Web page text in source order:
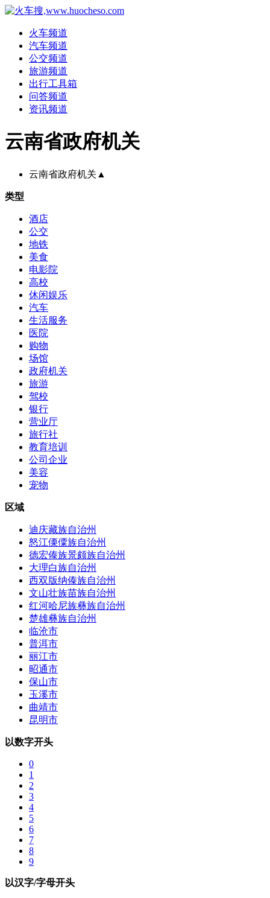
火车频道
汽车频道
公交频道
旅游频道
出行工具箱
问答频道
资讯频道
云南省政府机关
云南省政府机关 ▲
类型
酒店
公交
地铁
美食
电影院
高校
休闲娱乐
汽车
生活服务
医院
购物
场馆
政府机关
旅游
驾校
银行
营业厅
旅行社
教育培训
公司企业
美容
宠物
区域
迪庆藏族自治州
怒江傈僳族自治州
德宏傣族景颇族自治州
大理白族自治州
西双版纳傣族自治州
文山壮族苗族自治州
红河哈尼族彝族自治州
楚雄彝族自治州
临沧市
普洱市
丽江市
昭通市
保山市
玉溪市
曲靖市
昆明市
以数字开头
0
1
2
3
4
5
6
7
8
9
以汉字/字母开头